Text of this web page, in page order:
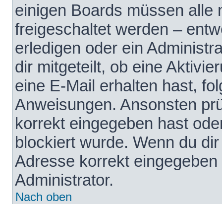
einigen Boards müssen alle
freigeschaltet werden –
erledigen oder ein
dir mitgeteilt, ob eine
eine E-Mail erhalten hast,
Anweisungen. Ansonsten
korrekt eingegeben hast
blockiert wurde. Wenn du
Adresse korrekt
Administrator.
Nach oben